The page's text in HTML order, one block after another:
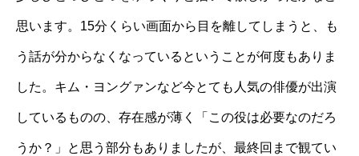
思います。15分くらい画面から目を離してしまうと、も
う話が分からなくなっているということが何度もありま
した。キム・ヨングァンなど今とても人気の俳優が出演
しているものの、存在感が薄く「この役は必要なのだろ
うか？」と思う部分もありましたが、最終回まで観てい